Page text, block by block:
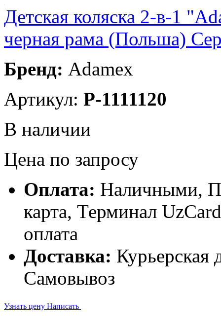
Детская коляска 2-в-1
черная рама (Польша)
Бренд: Adamex
Артикул: P-1111120
В наличии
Цена по запросу
Оплата: Наличными,
карта, Терминал
оплата
Доставка: Курьерская
Самовывоз
Узнать цену Написать